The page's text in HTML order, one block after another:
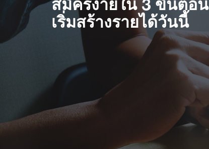
สมัครง่ายใน 3 ขั้นตอน
เริ่มสร้างรายได้วันนี้